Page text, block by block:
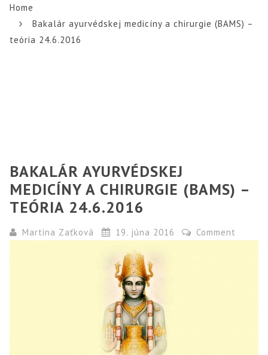
Home
Bakalár ayurvédskej medicíny a chirurgie (BAMS) –
teória 24.6.2016
BAKALÁR AYURVÉDSKEJ
MEDICÍNY A CHIRURGIE (BAMS) –
TEÓRIA 24.6.2016
Martina Zaťková 19. júna 2016 Comment